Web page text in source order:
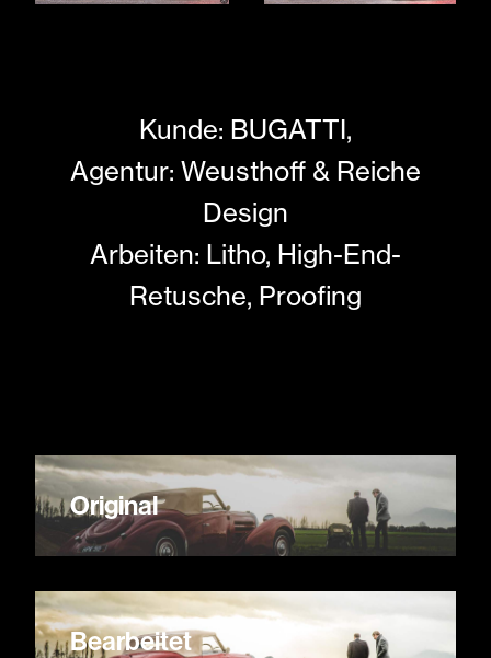
Kunde: BUGATTI,
Agentur: Weusthoff & Reiche
Design
Arbeiten: Litho, High-End-
Retusche, Proofing
Original
Bearbeitet